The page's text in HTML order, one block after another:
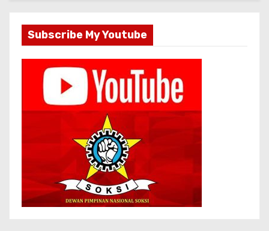
Subscribe My Youtube